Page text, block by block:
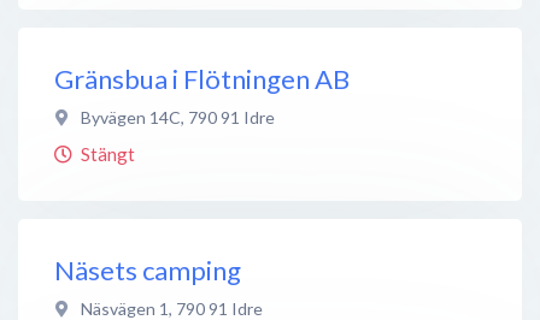
Gränsbua i Flötningen AB
Byvägen 14C, 790 91 Idre
Stängt
Näsets camping
Näsvägen 1, 790 91 Idre